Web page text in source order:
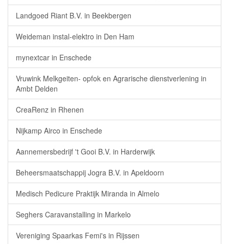
Landgoed Riant B.V. in Beekbergen
Weideman instal-elektro in Den Ham
mynextcar in Enschede
Vruwink Melkgeiten- opfok en Agrarische dienstverlening in
Ambt Delden
CreaRenz in Rhenen
Nijkamp Airco in Enschede
Aannemersbedrijf 't Gooi B.V. in Harderwijk
Beheersmaatschappij Jogra B.V. in Apeldoorn
Medisch Pedicure Praktijk Miranda in Almelo
Seghers Caravanstalling in Markelo
Vereniging Spaarkas Femi's in Rijssen